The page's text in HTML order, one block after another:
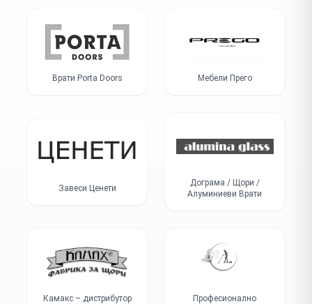
Врати Porta Doors Мебели Прего
Завеси Ценети
Дограма / Щори /
Алуминиеви Врати
Камакс – дистрибутор
Професионално